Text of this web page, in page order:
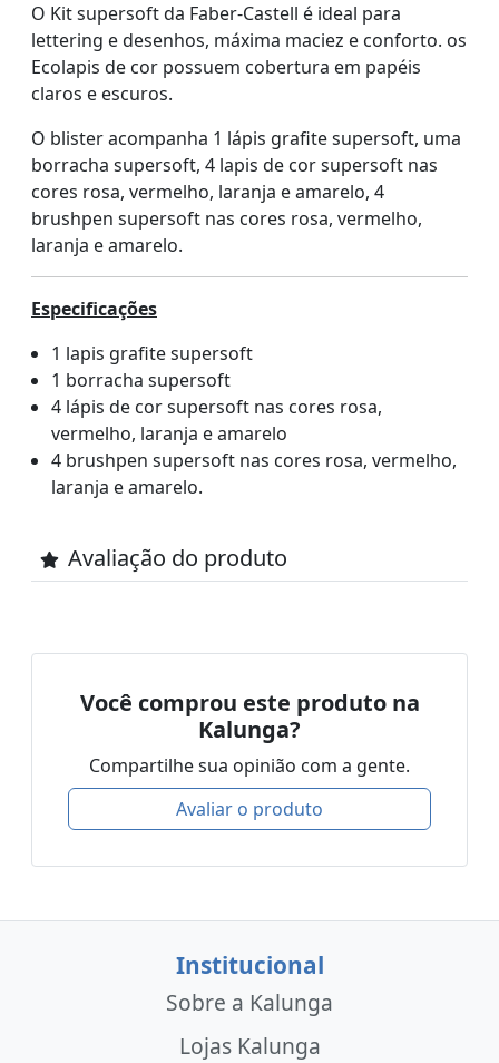
O Kit supersoft da Faber-Castell é ideal para
lettering e desenhos, máxima maciez e conforto. os
Ecolapis de cor possuem cobertura em papéis
claros e escuros.
O blister acompanha 1 lápis grafite supersoft, uma
borracha supersoft, 4 lapis de cor supersoft nas
cores rosa, vermelho, laranja e amarelo, 4
brushpen supersoft nas cores rosa, vermelho,
laranja e amarelo.
Especificações
1 lapis grafite supersoft
1 borracha supersoft
4 lápis de cor supersoft nas cores rosa,
vermelho, laranja e amarelo
4 brushpen supersoft nas cores rosa, vermelho,
laranja e amarelo.
Avaliação do produto
Você comprou este produto na
Kalunga?
Compartilhe sua opinião com a gente.
Avaliar o produto
Institucional
Sobre a Kalunga
Lojas Kalunga